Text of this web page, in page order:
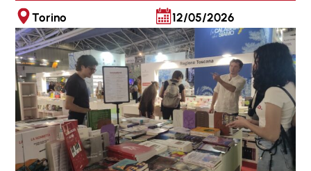
Torino 12/05/2026